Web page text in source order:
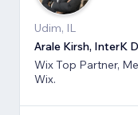
Udim, IL
Arale Kirsh, InterK
Wix Top Partner,
Wix.